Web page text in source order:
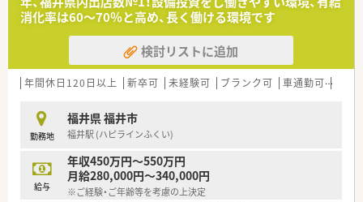
消化率は60～70％と高め、長く働ける環境です
検討リストに追加
年間休日120日以上 新卒可 未経験可 ブランク可 車通勤可
勤務地
福井県 福井市
福井駅 (ハピラインふくい)
給与
年収450万円～550万円
月給280,000円～340,000円
※ご経験・ご年齢等を考慮の上決定